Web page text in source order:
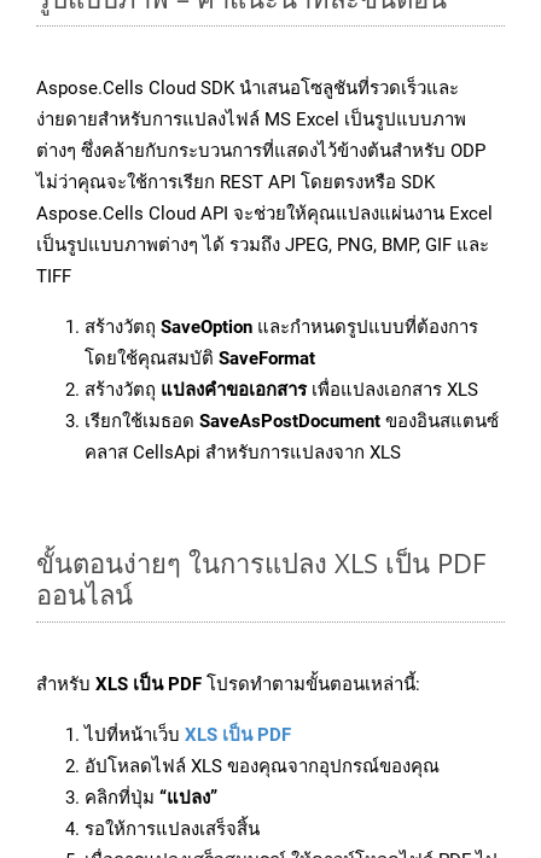
Aspose.Cells Cloud SDK นำเสนอโซลูชันที่รวดเร็วและ
ง่ายดายสำหรับการแปลงไฟล์ MS Excel เป็นรูปแบบภาพ
ต่างๆ ซึ่งคล้ายกับกระบวนการที่แสดงไว้ข้างต้นสำหรับ ODP
ไม่ว่าคุณจะใช้การเรียก REST API โดยตรงหรือ SDK
Aspose.Cells Cloud API จะช่วยให้คุณแปลงแผ่นงาน Excel
เป็นรูปแบบภาพต่างๆ ได้ รวมถึง JPEG, PNG, BMP, GIF และ
TIFF
สร้างวัตถุ SaveOption และกำหนดรูปแบบที่ต้องการ
โดยใช้คุณสมบัติ SaveFormat
สร้างวัตถุ แปลงคำขอเอกสารเพื่อแปลงเอกสาร XLS
เรียกใช้เมธอด SaveAsPostDocument ของอินสแตนซ์
คลาส CellsApi สำหรับการแปลงจาก XLS
ขั้นตอนง่ายๆ ในการแปลง XLS เป็น PDF
ออนไลน์
สำหรับ XLS เป็น PDF โปรดทำตามขั้นตอนเหล่านี้:
ไปที่หน้าเว็บ XLS เป็น PDF
อัปโหลดไฟล์ XLS ของคุณจากอุปกรณ์ของคุณ
คลิกที่ปุ่ม “แปลง”
รอให้การแปลงเสร็จสิ้น